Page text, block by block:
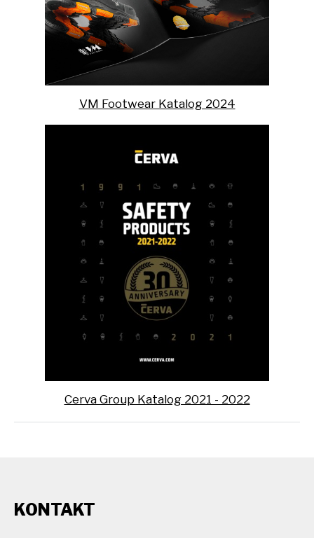
VM Footwear Katalog 2024
Cerva Group Katalog 2021 - 2022
KONTAKT